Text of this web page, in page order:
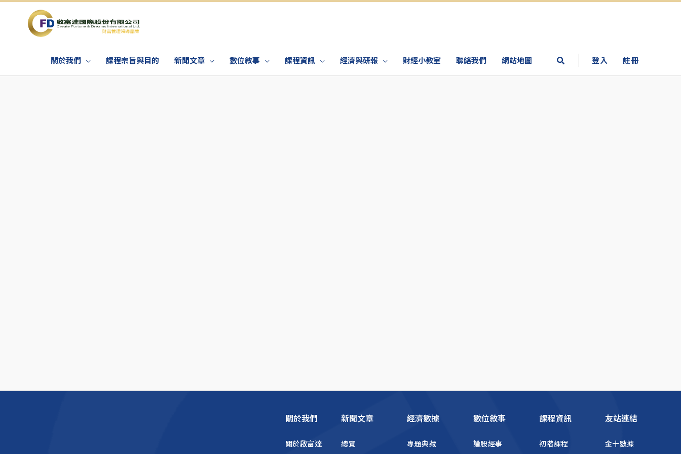
關於我們 課程宗旨與目的 新聞文章 數位敘事 課程資訊 經濟與研報 財經小教室 聯絡我們 網站地圖 登入 註冊
關於我們
關於啟富達
新聞文章
總覽
經濟數據
專題典藏
數位敘事
論股經事
課程資訊
初階課程
友站連結
金十數據